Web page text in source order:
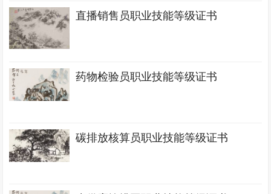
直播销售员职业技能等级证书
药物检验员职业技能等级证书
碳排放核算员职业技能等级证书